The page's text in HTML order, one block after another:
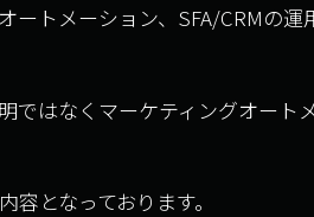
ートメーション、SFA/CRMの
はなくマーケティングオート
となっております。